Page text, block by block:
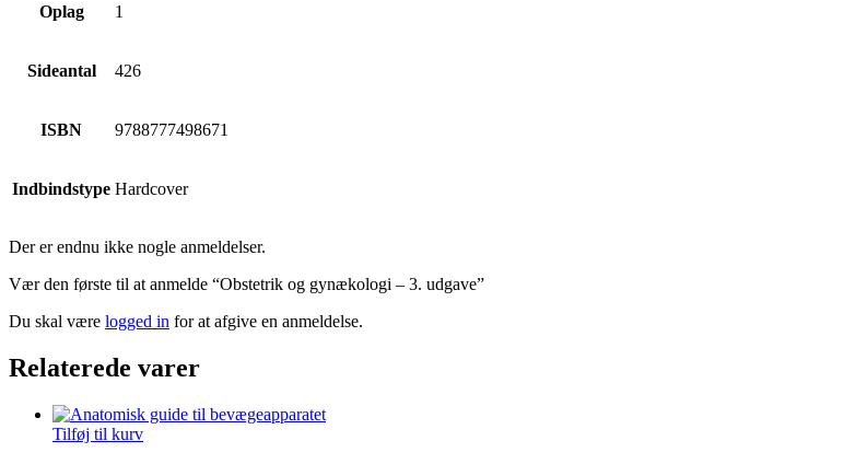
Oplag 1
Sideantal 426
ISBN 9788777498671
Indbindstype Hardcover
Der er endnu ikke nogle anmeldelser.
Vær den første til at anmelde “Obstetrik og gynækologi – 3. udgave”
Du skal være logged in for at afgive en anmeldelse.
Relaterede varer
Tilføj til kurv